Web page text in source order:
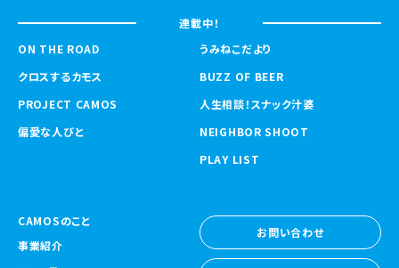
連載中！
ON THE ROAD
クロスするカモス
PROJECT CAMOS
偏愛な人びと
うみねこだより
BUZZ OF BEER
人生相談！スナック汁婆
NEIGHBOR SHOOT
PLAY LIST
CAMOSのこと
事業紹介
お問い合わせ
お問い合わせ